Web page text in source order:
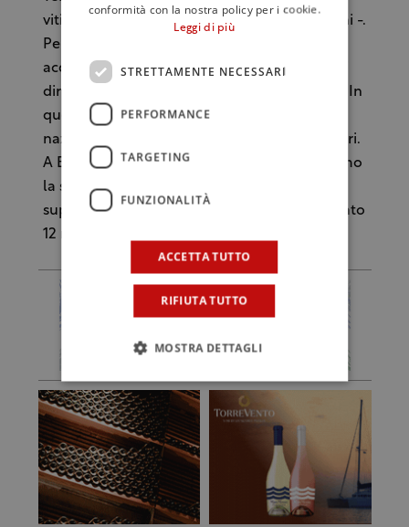
vitivinicola è lunghissima – risponde Allegrini -.
Per realizzare Poggio al Tesoro abbiamo
acquistato 105 ettari (di cui una parte vitati), i
diritti di reimpianto e una cantina adeguata. In
questi giorni abbiamo ottenuto dalla riserva
nazionale diritti di reimpianto per altri 3 ettari.
A Bolgheri siamo arrivati nel 2001 e oggi siamo
la sesta azienda per estensione della
superficie. In 4-5 anni puntiamo a un fatturato
12 milioni”.
conformità con la nostra policy per i cookie.
Leggi di più
STRETTAMENTE NECESSARI
PERFORMANCE
TARGETING
FUNZIONALITÀ
ACCETTA TUTTO
RIFIUTA TUTTO
MOSTRA DETTAGLI